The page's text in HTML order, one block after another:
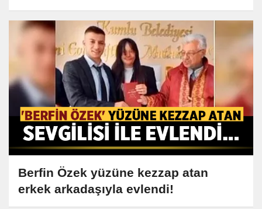
Berfin Özek yüzüne kezzap atan
erkek arkadaşıyla evlendi!